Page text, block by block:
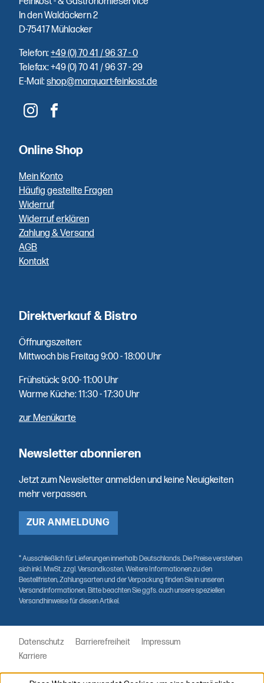
Einfache
Bezahlung
Sie zahlen
per PayPal,
Vorkasse
oder Bar
bei
Abholung.
Qualität
Fisch aus
erster Hand
die Woche
direkt
In den Waldäckern 2
D-75417 Mühlacker
Telefon:+49 (0) 70 41 / 96 37 - 0
Telefax: +49 (0) 70 41 / 96 37 - 29
E-Mail:shop@marquart-feinkost.de
Online Shop
Mein Konto
Häufig gestellte Fragen
Widerruf
Widerruf erklären
Zahlung & Versand
AGB
Kontakt
Direktverkauf & Bistro
Öffnungszeiten:
Mittwoch bis Freitag 9:00 - 18:00 Uhr
Frühstück: 9:00- 11:00 Uhr
Warme Küche: 11:30 - 17:30 Uhr
zur Menükarte
Newsletter abonnieren
Jetzt zum Newsletter anmelden und keine Neuigkeiten
mehr verpassen.
ZUR ANMELDUNG
* Ausschließlich für Lieferungen innerhalb Deutschlands. Die Preise verstehen
sich inkl. MwSt. zzgl. Versandkosten. Weitere Informationen zu den
Bestellfristen, Zahlungsarten und der Verpackung finden Sie in unseren
Versandinformationen. Bitte beachten Sie ggfs. auch unsere speziellen
Versandhinweise für diesen Artikel.
Datenschutz Barrierefreiheit
Impressum
Karriere